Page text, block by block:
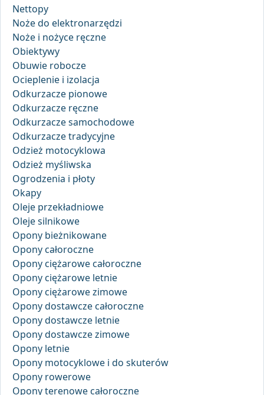
Nettopy
Noże do elektronarzędzi
Noże i nożyce ręczne
Obiektywy
Obuwie robocze
Ocieplenie i izolacja
Odkurzacze pionowe
Odkurzacze ręczne
Odkurzacze samochodowe
Odkurzacze tradycyjne
Odzież motocyklowa
Odzież myśliwska
Ogrodzenia i płoty
Okapy
Oleje przekładniowe
Oleje silnikowe
Opony bieżnikowane
Opony całoroczne
Opony ciężarowe całoroczne
Opony ciężarowe letnie
Opony ciężarowe zimowe
Opony dostawcze całoroczne
Opony dostawcze letnie
Opony dostawcze zimowe
Opony letnie
Opony motocyklowe i do skuterów
Opony rowerowe
Opony terenowe całoroczne